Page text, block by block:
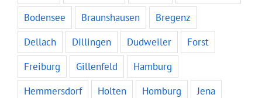
Bodensee
Braunshausen
Bregenz
Dellach
Dillingen Dudweiler
Forst
Freiburg
Gillenfeld
Hamburg
Hemmersdorf
Holten Homburg
Jena